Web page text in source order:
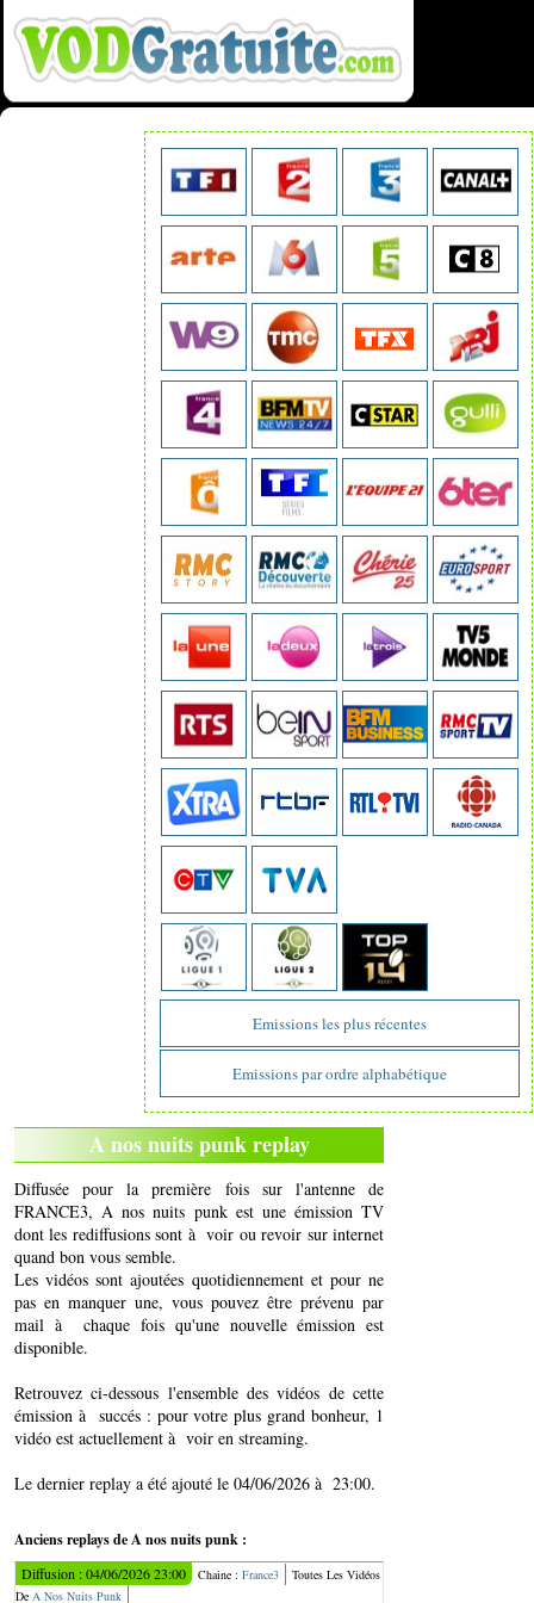
Emissions les plus récentes
Emissions par ordre alphabétique
A nos nuits punk replay
Diffusée pour la première fois sur l'antenne de
FRANCE3, A nos nuits punk est une émission TV
dont les rediffusions sont à voir ou revoir sur internet
quand bon vous semble.
Les vidéos sont ajoutées quotidiennement et pour ne
pas en manquer une, vous pouvez être prévenu par
mail à chaque fois qu'une nouvelle émission est
disponible.
Retrouvez ci-dessous l'ensemble des vidéos de cette
émission à succés : pour votre plus grand bonheur, 1
vidéo est actuellement à voir en streaming.
Le dernier replay a été ajouté le 04/06/2026 à 23:00.
Anciens replays de A nos nuits punk :
Diffusion : 04/06/2026 23:00 Chaine : France3
Toutes Les Vidéos
De A Nos Nuits Punk